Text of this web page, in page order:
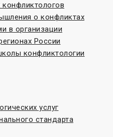
о конфликтах
в организации
России
конфликтологии
услуг
стандарта